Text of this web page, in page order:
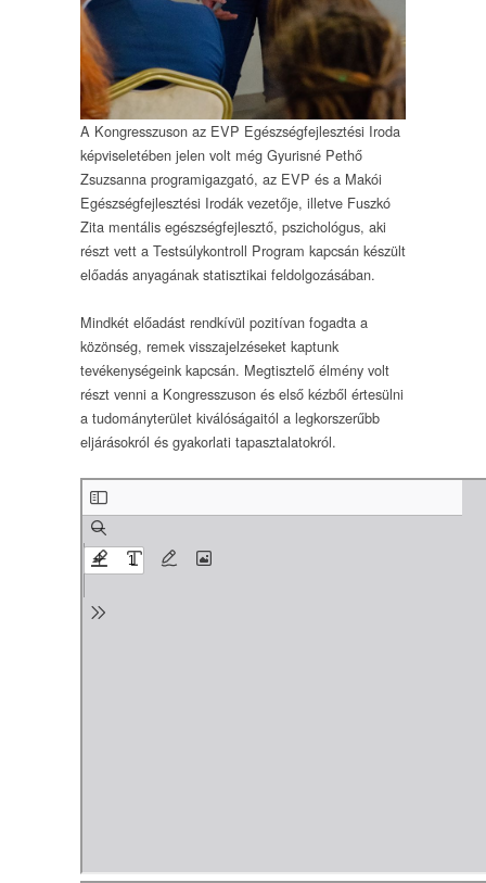
A Kongresszuson az EVP Egészségfejlesztési Iroda
képviseletében jelen volt még Gyurisné Pethő
Zsuzsanna programigazgató, az EVP és a Makói
Egészségfejlesztési Irodák vezetője, illetve Fuszkó
Zita mentális egészségfejlesztő, pszichológus, aki
részt vett a Testsúlykontroll Program kapcsán készült
előadás anyagának statisztikai feldolgozásában.
Mindkét előadást rendkívül pozitívan fogadta a
közönség, remek visszajelzéseket kaptunk
tevékenységeink kapcsán. Megtisztelő élmény volt
részt venni a Kongresszuson és első kézből értesülni
a tudományterület kiválóságaitól a legkorszerűbb
eljárásokról és gyakorlati tapasztalatokról.